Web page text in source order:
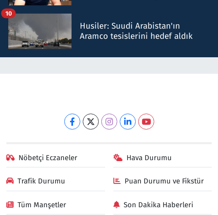
Husiler: Suudi Arabistan'ın
Aramco tesislerini hedef aldık
10
Nöbetçi Eczaneler Hava Durumu
Trafik Durumu Puan Durumu ve Fikstür
Tüm Manşetler Son Dakika Haberleri